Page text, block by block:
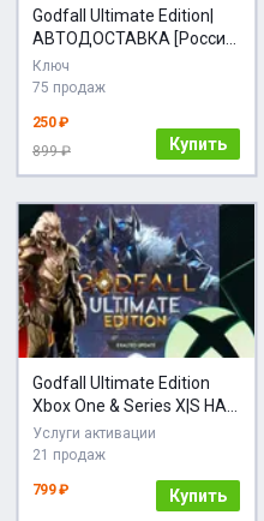
Godfall Ultimate Edition|
АВТОДОСТАВКА [Россия
Steam]
Ключ
75 продаж
250 ₽
899 ₽
Купить
Godfall Ultimate Edition
Xbox One & Series X|S НА
ВАШ АККАУНТ
Услуги активации
21 продаж
799 ₽ Купить